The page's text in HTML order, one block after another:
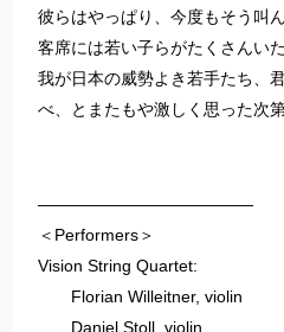
彼らはやっぱり、今度もそう叫ん
客席には若い子らがたくさんい
我が日本の威勢よき若手たち、
べ、とまたもや激しく思った次第
—————————————
＜Performers＞
Vision String Quartet:
Florian Willeitner, violin
Daniel Stoll, violin